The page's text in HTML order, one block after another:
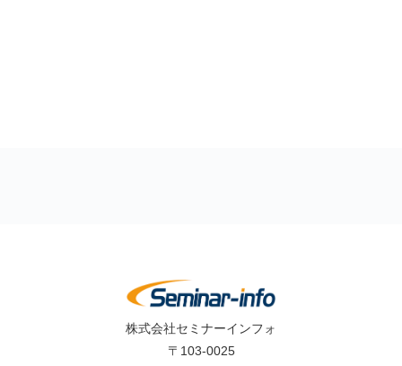
株式会社セミナーインフォ
〒103-0025